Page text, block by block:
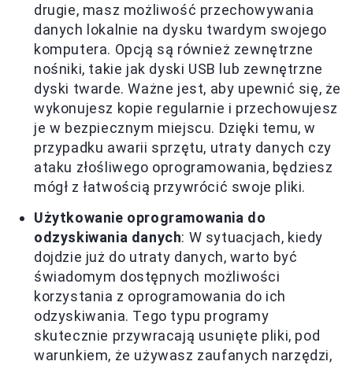
drugie, masz możliwość przechowywania
danych lokalnie na dysku twardym swojego
komputera. Opcją są również zewnętrzne
nośniki, takie jak dyski USB lub zewnętrzne
dyski twarde. Ważne jest, aby upewnić się, że
wykonujesz kopie regularnie i przechowujesz
je w bezpiecznym miejscu. Dzięki temu, w
przypadku awarii sprzętu, utraty danych czy
ataku złośliwego oprogramowania, będziesz
mógł z łatwością przywrócić swoje pliki.
Użytkowanie oprogramowania do
odzyskiwania danych: W sytuacjach, kiedy
dojdzie już do utraty danych, warto być
świadomym dostępnych możliwości
korzystania z oprogramowania do ich
odzyskiwania. Tego typu programy
skutecznie przywracają usunięte pliki, pod
warunkiem, że używasz zaufanych narzędzi,